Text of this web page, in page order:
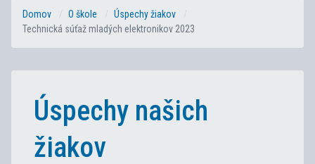
Domov O škole
Úspechy žiakov
Technická súťaž mladých elektronikov 2023
Úspechy našich
žiakov